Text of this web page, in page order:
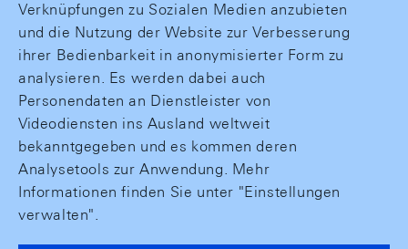
Verknüpfungen zu Sozialen Medien anzubieten
und die Nutzung der Website zur Verbesserung
ihrer Bedienbarkeit in anonymisierter Form zu
analysieren. Es werden dabei auch
Personendaten an Dienstleister von
Videodiensten ins Ausland weltweit
bekanntgegeben und es kommen deren
Analysetools zur Anwendung. Mehr
Informationen finden Sie unter "Einstellungen
verwalten".